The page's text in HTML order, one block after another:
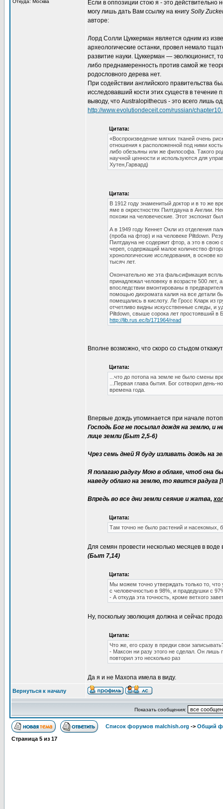
Откуда: Москва
Если в оппозиции стою я - это действительно
могу лишь дать Вам ссылку на книгу Solly
авторе:
Лорд Солли Цуккерман является одним из
археологические останки, провел немало
развитие науки. Цуккерман — эволюционист,
либо преднамеренность против самой же
родословного дерева нет.
При содействии английского правительства
исследовавший кости этих существ в
выводу, что Australopithecus - это всего лишь
http://www.evolutiondeceit.com/russian/
Цитата:
«Воспроизведение мягких тканей очень
отношения к расположенной под ними
либо обезьяны или же философа. Такого
научной ценности и используются для
Хутен,Гарвард)
Цитата:
В 1912 году знаменитый доктор и в то же
яме в окрестностях Пилтдауна в Англии.
похожи на человеческие. Этот экспонат
А в 1949 году Кеннет Окли из отделения
(проба на фтор) и на человеке Piltdown.
Пилтдауна не содержит фтор, а это в свою
череп, содержащий малое количество
хронологические исследования, в основе
тысяч лет.
Окончательно же эта фальсификация
принадлежал человеку в возрасте 500
впоследствии вмонтированы в
помощью дихромата калия на все детали
помещались в кислоту. Ле Гросс Кларк из
отчетливо видны искусственные следы, и
Piltdown, свыше сорока лет простоявший в
http://lib.rus.ec/b/171964/read
Вполне возможно, что скоро со стыдом
Цитата:
...что до потопа на земле не было смены
...Первая глава бытия. Бог сотворил
времена года.
Впервые дождь упоминается при начале
Господь Бог не посылал дождя на землю, и
лице земли (Быт 2,5-6)
Чрез семь дней Я буду изливать дождь на
Я полагаю радугу Мою в облаке, чтоб она
наведу облако на землю, то явится радуга
Впредь во все дни земли сеяние и жатва,
Цитата:
Там точно не было растений и насекомых,
Для семян провести несколько месяцев в
(Быт 7,14)
Цитата:
Мы можем точно утверждать только то,
с человечностью в 98%, и прадедушки с
- А откуда эта точность, кроме ветхого
Ну, поскольку эволюция должна и сейчас
Цитата:
Что же, его сразу в предки свои
- Максон ни разу этого не сделал. Он лишь
повторил это несколько раз
Да я и не Maxonа имела в виду.
Вернуться к началу
Показать сообщения:
Список форумов malchish.org -> Общий
Страница 5 из 17